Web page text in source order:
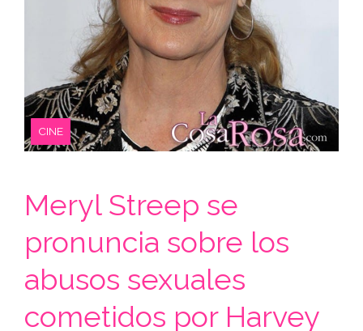
CINE
Meryl Streep se
pronuncia sobre los
abusos sexuales
cometidos por Harvey